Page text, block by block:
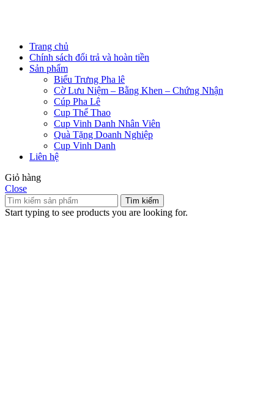
Trang chủ
Chính sách đổi trả và hoàn tiền
Sản phẩm
Biểu Trưng Pha lê
Cờ Lưu Niệm – Bằng Khen – Chứng Nhận
Cúp Pha Lê
Cup Thể Thao
Cup Vinh Danh Nhân Viên
Quà Tặng Doanh Nghiệp
Cup Vinh Danh
Liên hệ
Giỏ hàng
Close
Tìm kiếm
Start typing to see products you are looking for.